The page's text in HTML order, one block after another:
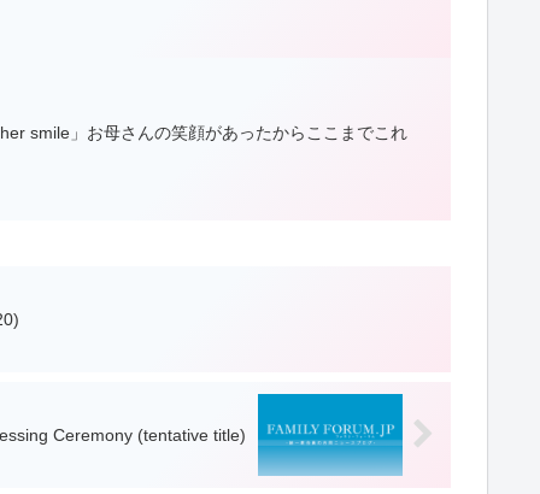
smile」お母さんの笑顔があったからここまでこれ
Ceremony (tentative title)